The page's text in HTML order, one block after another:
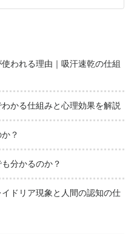
われる理由｜吸汗速乾の仕組
かる仕組みと心理効果を解説
？
分かるのか？
ドリア現象と人間の認知の仕